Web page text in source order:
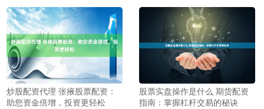
炒股配资代理 张掖股票配资：
助您资金倍增，投资更轻松
股票实盘操作是什么 期货配资
指南：掌握杠杆交易的秘诀